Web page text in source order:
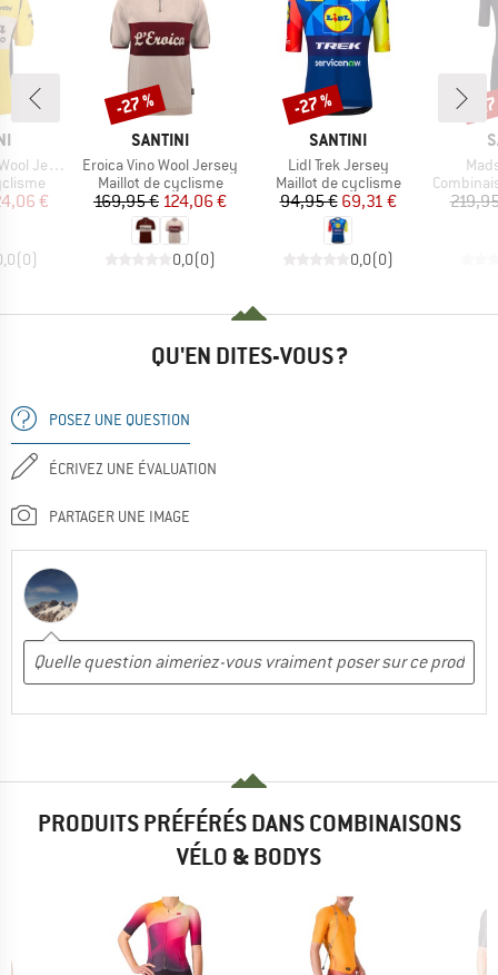
Jersey
réduit
€
(0)
MARQUE
SANTINI
Article
Eroica Vino Wool Jersey
Product group
Maillot de cyclisme
Prix
169,95 €Prix réduit
124,06 €
0,0(0)
Remise
-27 %
MARQUE
SANTINI
Article
Lidl Trek Jersey
Product group
Maillot de cyclisme
Prix
94,95 €Prix réduit
69,31 €
0,0(0)
Remise
-27 %
Product
-
QU'EN DITES-VOUS ?
POSEZ UNE QUESTION
ÉCRIVEZ UNE ÉVALUATION
PARTAGER UNE IMAGE
PRODUITS PRÉFÉRÉS DANS COMBINAISONS
VÉLO & BODYS